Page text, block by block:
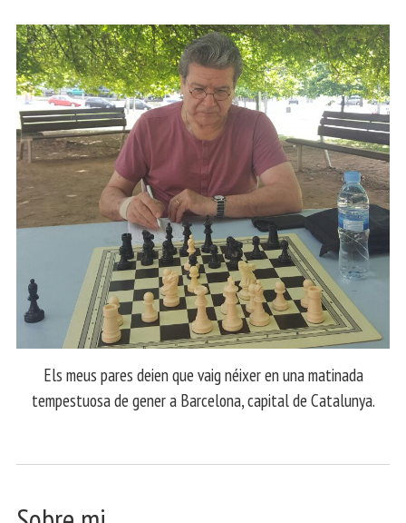
Els meus pares deien que vaig néixer en una matinada
tempestuosa de gener a Barcelona, capital de Catalunya.